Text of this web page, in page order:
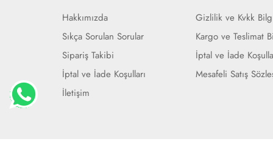
Hakkımızda
Sıkça Sorulan Sorular
Sipariş Takibi
İptal ve İade Koşulları
İletişim
Gizlilik ve Kvkk
Kargo ve Teslimat
İptal ve İade
Mesafeli Satış